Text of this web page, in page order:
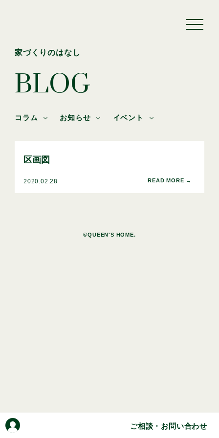
ご相談・お問い合わせ
家づくりのはなし
BLOG
コラム お知らせ イベント
区画図
2020.02.28
©QUEEN'S HOME.